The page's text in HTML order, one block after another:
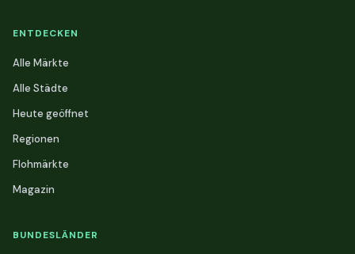
ENTDECKEN
Alle Märkte
Alle Städte
Heute geöffnet
Regionen
Flohmärkte
Magazin
BUNDESLÄNDER